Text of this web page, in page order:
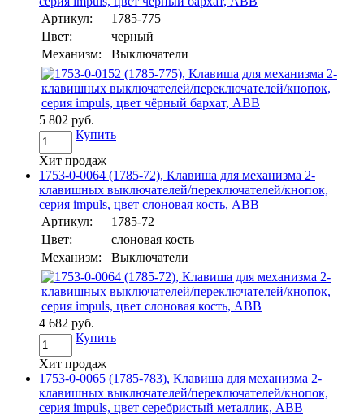
Артикул:
1785-775
Цвет:
черный
Механизм:
Выключатели
5 802 руб.
Купить
Хит продаж
1753-0-0064 (1785-72), Клавиша для механизма 2-
клавишных выключателей/переключателей/кнопок,
серия impuls, цвет слоновая кость, ABB
Артикул:
1785-72
Цвет:
слоновая кость
Механизм:
Выключатели
4 682 руб.
Купить
Хит продаж
1753-0-0065 (1785-783), Клавиша для механизма 2-
клавишных выключателей/переключателей/кнопок,
серия impuls, цвет серебристый металлик, ABB